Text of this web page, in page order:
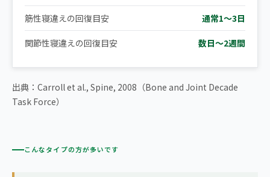
筋性寝違えの回復目安 通常1〜3日
関節性寝違えの回復目安 数日〜2週間
出典：Carroll et al., Spine, 2008（Bone and Joint Decade
Task Force）
こんなタイプの方が多いです